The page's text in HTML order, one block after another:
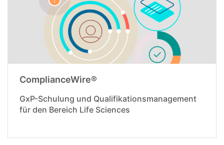
ComplianceWire®
GxP-Schulung und Qualifikationsmanagement
für den Bereich Life Sciences